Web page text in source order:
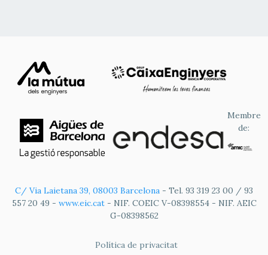
Membre
de:
C/ Via Laietana 39, 08003 Barcelona - Tel. 93 319 23 00 / 93
557 20 49 - www.eic.cat- NIF. COEIC V-08398554 - NIF. AEIC
G-08398562
Política de privacitat